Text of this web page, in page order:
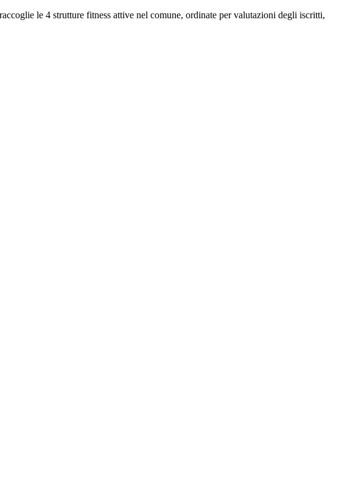
le 4 strutture fitness attive nel comune, ordinate per valutazioni degli iscritti,